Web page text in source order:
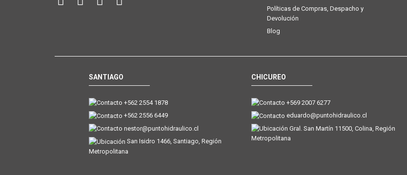
Políticas de Compras, Despacho y
Devolución
Blog
SANTIAGO
+562 2554 1878
+562 2556 6449
nestor@puntohidraulico.cl
San Isidro 1466, Santiago, Región
Metropolitana
CHICUREO
+569 2007 6277
eduardo@puntohidraulico.cl
Gral. San Martín 11500, Colina, Región
Metropolitana